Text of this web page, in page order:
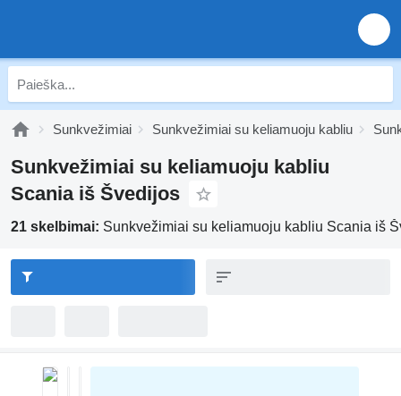
Sunkvežimiai Sunkvežimiai su keliamuoju kabliu
Sunkvežimiai su keliamuoju kabliu
Scania iš Švedijos
21 skelbimai: Sunkvežimiai su keliamuoju kabliu Scania iš